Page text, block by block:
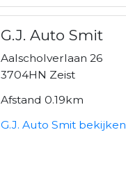
G.J. Auto Smit
Aalscholverlaan 26
3704HN Zeist
Afstand 0.19km
G.J. Auto Smit bekijken